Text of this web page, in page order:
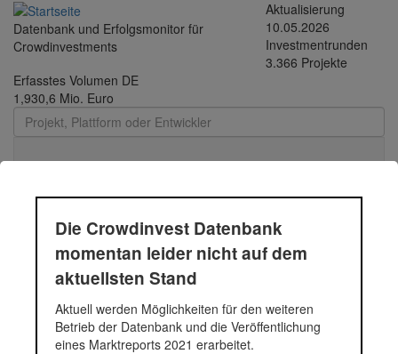
Direkt
zum
Inhalt
Datenbank und Erfolgsmonitor für
Crowdinvestments
Aktualisierung
10.05.2026
Investmentrunden
3.366 Projekte
Erfasstes Volumen DE
1,930,6 Mio. Euro
Toggle
Elmshorner Straße
Entwicklung eines ca. 3.300 m² großen Grundstücks zu einem
Wohnstandort mit 5 Mehrfamilienhäusern in Pinneberg.
Insgesamt sollen 35 Wohneinheiten und eine Tiefgarage mit 34
Pkw-Stellplätzen entstehen.
Fundingsumme
730.969 Euro
Die Crowdinvest Datenbank
momentan leider nicht auf dem
aktuellsten Stand
Aktuell werden Möglichkeiten für den weiteren
Betrieb der Datenbank und die Veröffentlichung
eines Marktreports 2021 erarbeitet.